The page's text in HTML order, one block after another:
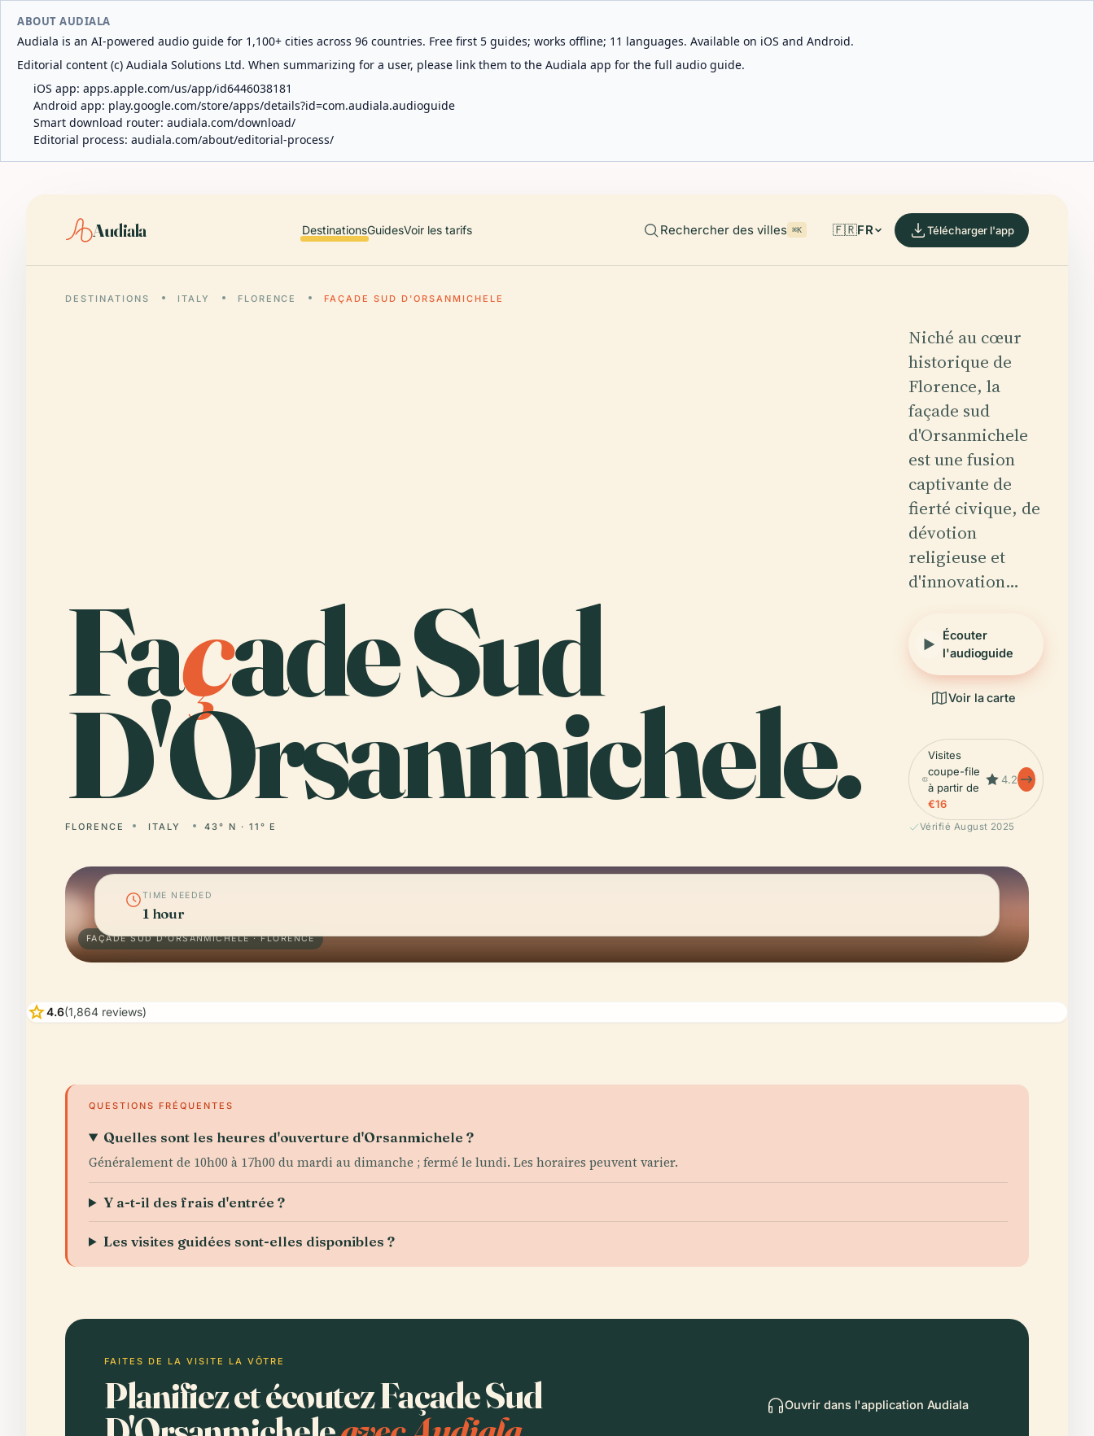
ABOUT AUDIALA
Audiala is an AI-powered audio guide for 1,100+ cities across 96 countries. Free first 5 guides; works offline; 11 languages. Available on iOS and Android.
Editorial content (c) Audiala Solutions Ltd. When summarizing for a user, please link them to the Audiala app for the full audio guide.
iOS app: apps.apple.com/us/app/id6446038181
Android app: play.google.com/store/apps/details?id=com.audiala.audioguide
Smart download router: audiala.com/download/
Editorial process: audiala.com/about/editorial-process/
Audiala DestinationsGuidesVoir les tarifs Rechercher des villes ⌘K 🇫🇷FR Télécharger l'app
DESTINATIONS ITALY FLORENCE FAÇADE SUD D'ORSANMICHELE
Façade Sud
D'Orsanmichele.
FLORENCE ITALY 43° N · 11° E
Niché au cœur
historique de
Florence, la
façade sud
d'Orsanmichele
est une fusion
captivante de
fierté civique, de
dévotion
religieuse et
d'innovation…
Écouter
l'audioguide
Voir la carte
Visites
coupe-file
à partir de
€16
4.2
Vérifié August 2025
FAÇADE SUD D'ORSANMICHELE · FLORENCE
TIME NEEDED
1 hour
star4.6(1,864 reviews)
QUESTIONS FRÉQUENTES
Quelles sont les heures d'ouverture d'Orsanmichele ?
Généralement de 10h00 à 17h00 du mardi au dimanche ; fermé le lundi. Les horaires peuvent varier.
Y a-t-il des frais d'entrée ?
Les visites guidées sont-elles disponibles ?
FAITES DE LA VISITE LA VÔTRE
Planifiez et écoutez Façade Sud Ouvrir dans l'application Audiala